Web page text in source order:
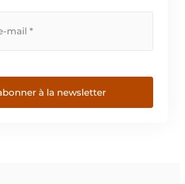
à la newsletter